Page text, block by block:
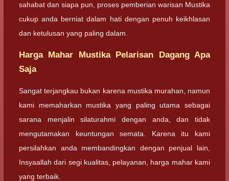
sahabat dan siapa pun, proses pemberian warisan Mustika
cukup anda berniat dalam hati dengan penuh keikhlasan
dan ketulusan yang paling dalam.
Harga Mahar Mustika Pelarisan Dagang Apa
Saja
Sangat terjangkau bukan karena mustika murahan, namun
kami memaharkan mustika yang paling utama sebagai
sarana menjalin silaturahmi dengan anda, dan tidak
mengutamakan keuntungan semata. Karena itu kami
persilahkan anda membandingkan dengan penjual lain,
Insyaallah dari segi kualitas, pelayanan, harga mahar kami
yang terbaik.